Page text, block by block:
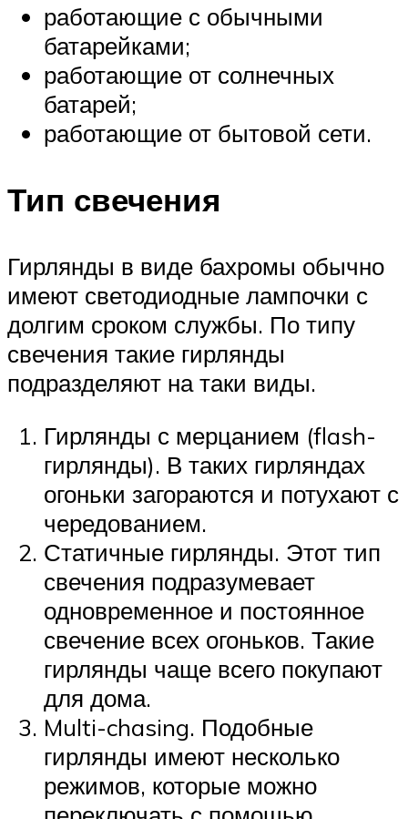
работающие с обычными
батарейками;
работающие от солнечных
батарей;
работающие от бытовой сети.
Тип свечения
Гирлянды в виде бахромы обычно
имеют светодиодные лампочки с
долгим сроком службы. По типу
свечения такие гирлянды
подразделяют на таки виды.
Гирлянды с мерцанием (flash-
гирлянды). В таких гирляндах
огоньки загораются и потухают с
чередованием.
Статичные гирлянды. Этот тип
свечения подразумевает
одновременное и постоянное
свечение всех огоньков. Такие
гирлянды чаще всего покупают
для дома.
Multi-chasing. Подобные
гирлянды имеют несколько
режимов, которые можно